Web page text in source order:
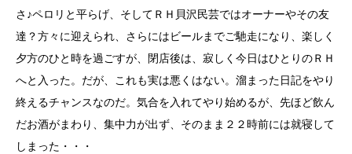
さ♪ペロリと平らげ、そしてＲＨ貝沢民芸ではオーナーやその友
達？方々に迎えられ、さらにはビールまでご馳走になり、楽しく
夕方のひと時を過ごすが、閉店後は、寂しく今日はひとりのＲＨ
へと入った。だが、これも実は悪くはない。溜まった日記をやり
終えるチャンスなのだ。気合を入れてやり始めるが、先ほど飲ん
だお酒がまわり、集中力が出ず、そのまま２２時前には就寝して
しまった・・・